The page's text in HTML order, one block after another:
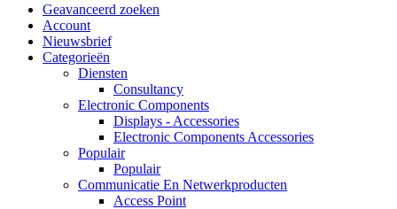
Geavanceerd zoeken
Account
Nieuwsbrief
Categorieën
Diensten
Consultancy
Electronic Components
Displays - Accessories
Electronic Components Accessories
Populair
Populair
Communicatie En Netwerkproducten
Access Point